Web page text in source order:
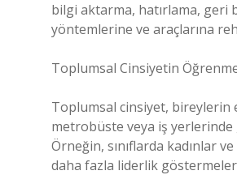
bilgi aktarma, hatırlama, geri
yöntemlerine ve araçlarına
Toplumsal Cinsiyetin
Toplumsal cinsiyet, bireylerin
metrobüste veya iş yerlerinde
Örneğin, sınıflarda kadınlar
daha fazla liderlik